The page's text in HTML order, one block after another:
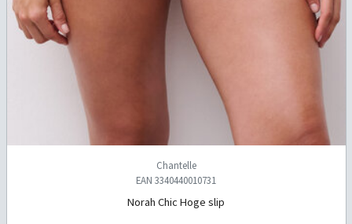
Chantelle
EAN 3340440010731
Norah Chic Hoge slip